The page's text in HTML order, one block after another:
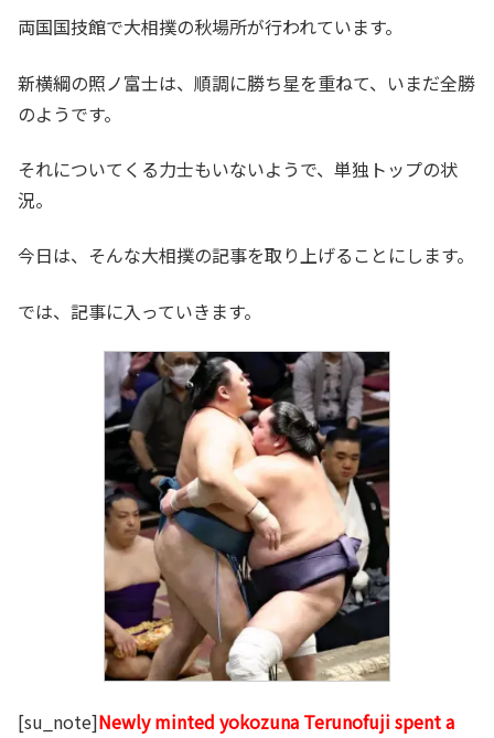
両国国技館で大相撲の秋場所が行われています。
新横綱の照ノ富士は、順調に勝ち星を重ねて、いまだ全勝
のようです。
それについてくる力士もいないようで、単独トップの状
況。
今日は、そんな大相撲の記事を取り上げることにします。
では、記事に入っていきます。
[su_note]Newly minted yokozuna Terunofuji spent a